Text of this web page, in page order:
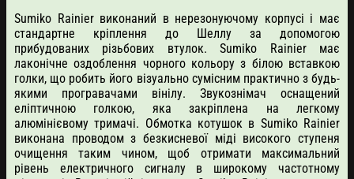
Sumiko Rainier виконаний в нерезонуючому корпусі і має
стандартне кріплення до Шеллу за допомогою
прибудованих різьбових втулок. Sumiko Rainier має
лаконічне оздоблення чорного кольору з білою вставкою
голки, що робить його візуально сумісним практично з будь-
якими програвачами вінілу. Звукознімач оснащений
еліптичною голкою, яка закріплена на легкому
алюмінієвому тримачі. Обмотка котушок в Sumiko Rainier
виконана проводом з безкисневої міді високого ступеня
очищення таким чином, щоб отримати максимальний
рівень електричного сигналу в широкому частотному